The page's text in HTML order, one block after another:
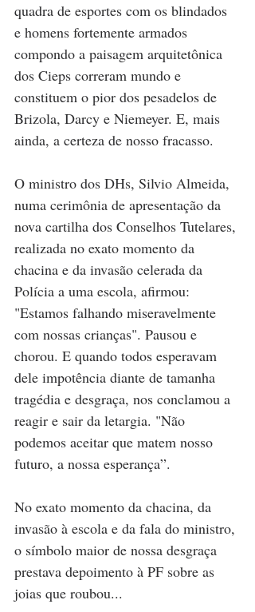
quadra de esportes com os blindados
e homens fortemente armados
compondo a paisagem arquitetônica
dos Cieps correram mundo e
constituem o pior dos pesadelos de
Brizola, Darcy e Niemeyer. E, mais
ainda, a certeza de nosso fracasso.
O ministro dos DHs, Silvio Almeida,
numa cerimônia de apresentação da
nova cartilha dos Conselhos Tutelares,
realizada no exato momento da
chacina e da invasão celerada da
Polícia a uma escola, afirmou:
"Estamos falhando miseravelmente
com nossas crianças". Pausou e
chorou. E quando todos esperavam
dele impotência diante de tamanha
tragédia e desgraça, nos conclamou a
reagir e sair da letargia. "Não
podemos aceitar que matem nosso
futuro, a nossa esperança”.
No exato momento da chacina, da
invasão à escola e da fala do ministro,
o símbolo maior de nossa desgraça
prestava depoimento à PF sobre as
joias que roubou...